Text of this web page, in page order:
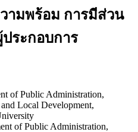
ามพร้อม การมีส่วน
ระกอบการ
of Public Administration,
Local Development,
of Public Administration,